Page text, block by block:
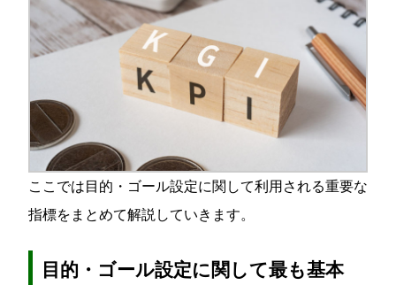
ここでは目的・ゴール設定に関して利用される重要な
指標をまとめて解説していきます。
目的・ゴール設定に関して最も基本